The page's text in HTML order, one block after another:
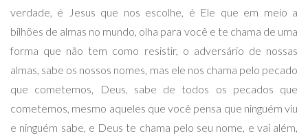
verdade, é Jesus que nos escolhe, é Ele que em meio a
bilhões de almas no mundo, olha para você e te chama de uma
forma que não tem como resistir, o adversário de nossas
almas, sabe os nossos nomes, mas ele nos chama pelo pecado
que cometemos, Deus, sabe de todos os pecados que
cometemos, mesmo aqueles que você pensa que ninguém viu
e ninguém sabe, e Deus te chama pelo seu nome, e vai além,